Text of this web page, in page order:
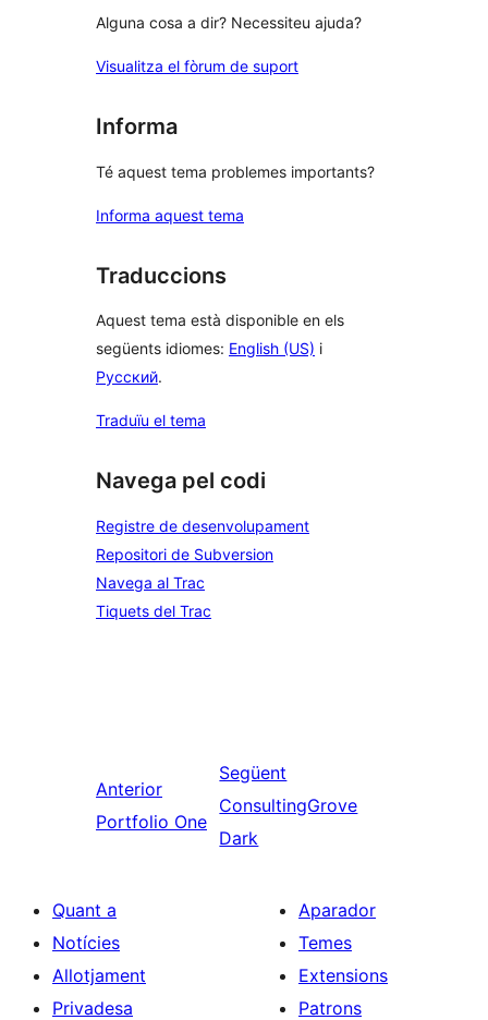
Alguna cosa a dir? Necessiteu ajuda?
Visualitza el fòrum de suport
Informa
Té aquest tema problemes importants?
Informa aquest tema
Traduccions
Aquest tema està disponible en els
següents idiomes: English (US) i
Русский.
Traduïu el tema
Navega pel codi
Registre de desenvolupament
Repositori de Subversion
Navega al Trac
Tiquets del Trac
Anterior
Portfolio One
Següent
ConsultingGrove
Dark
Quant a
Notícies
Allotjament
Privadesa
Aparador
Temes
Extensions
Patrons